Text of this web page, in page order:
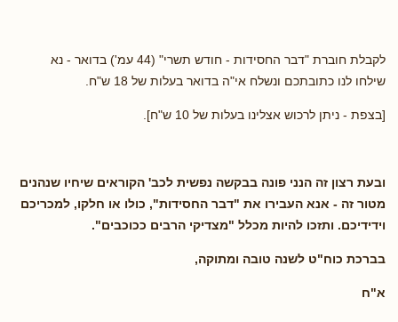
לקבלת חוברת "דבר החסידות - חודש תשרי" (44 עמ') בדואר - נא
שילחו לנו כתובתכם ונשלח אי"ה בדואר בעלות של 18 ש"ח.
[בצפת - ניתן לרכוש אצלינו בעלות של 10 ש"ח].
ובעת רצון זה הנני פונה בבקשה נפשית לכב' הקוראים שיחיו שנהנים
מטור זה - אנא העבירו את "דבר החסידות", כולו או חלקו, למכריכם
וידידיכם. ותזכו להיות מכלל "מצדיקי הרבים ככוכבים".
בברכת כוח"ט לשנה טובה ומתוקה,
א"ח